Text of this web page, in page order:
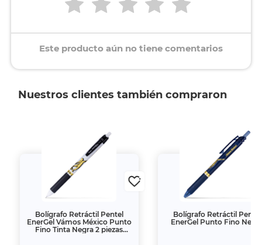
Este producto aún no tiene comentarios
Nuestros clientes también compraron
Bolígrafo Retráctil Pentel
EnerGel Vámos México Punto
Fino Tinta Negra 2 piezas
Bolígrafo Retráctil Pentel
EnerGel Punto Fino